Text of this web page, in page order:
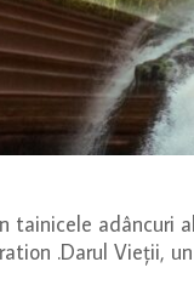
tainicele
.Darul Vieții,